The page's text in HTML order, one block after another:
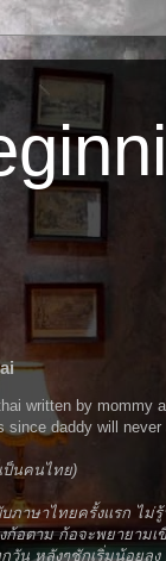
written by mommy
since daddy will
ป็นคนไทย)
ภาษาไทยครั้งแรก ไ
อตาม ก้อจะพยายามเ
วัน หลังๆชักเริ่มน้อยล